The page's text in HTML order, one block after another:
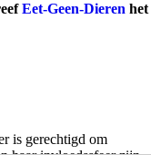
Eet-Geen-Dieren het
is gerechtigd om
haar invloedssfeer zijn